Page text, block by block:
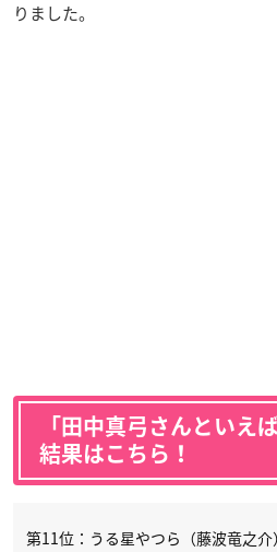
りました。
「田中真弓さんといえ
結果はこちら！
第11位：うる星やつら（藤波竜之